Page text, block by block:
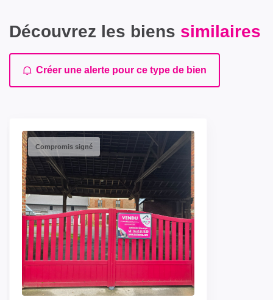
Découvrez les biens similaires
Créer une alerte pour ce type de bien
Compromis signé